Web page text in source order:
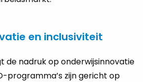
en inclusiviteit
de nadruk op onderwijsinnovatie
programma’s zijn gericht op